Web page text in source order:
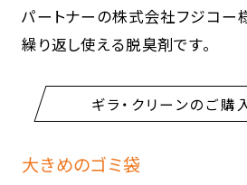
パートナーの株式会社フジコー
繰り返し使える脱臭剤です。
ギラ・クリーンのご購
大きめのゴミ袋